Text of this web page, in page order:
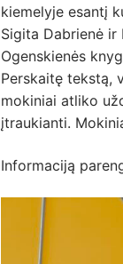
kiemelyje esantį
Sigita Dabrienė ir
Ogenskienės
Perskaitę tekstą,
mokiniai atliko
įtraukianti.
Informaciją